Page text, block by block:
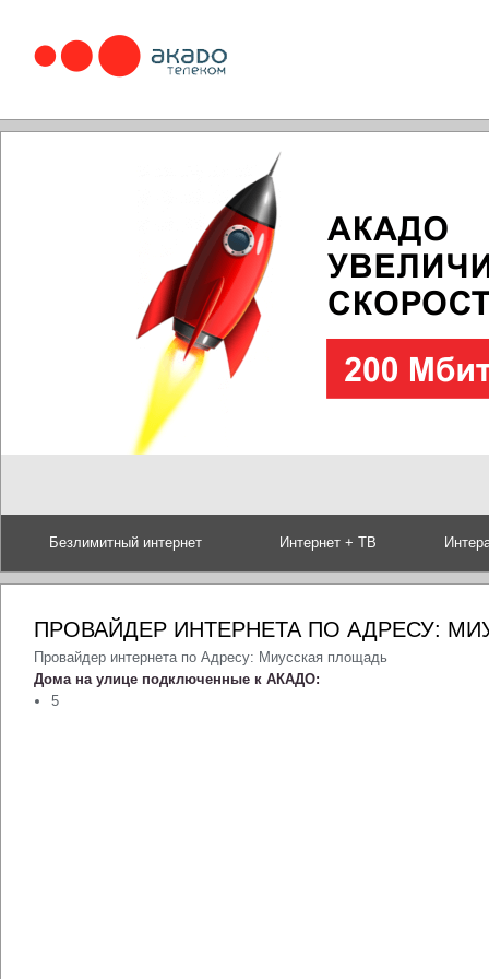
Безлимитный интернет Интернет + ТВ
ПРОВАЙДЕР ИНТЕРНЕТА ПО АДРЕСУ:
Провайдер интернета по Адресу: Миусская площадь
Дома на улице подключенные к АКАДО:
5